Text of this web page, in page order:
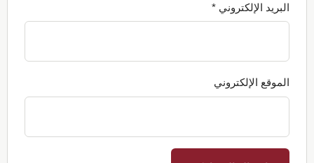
البريد الإلكتروني *
الموقع الإلكتروني